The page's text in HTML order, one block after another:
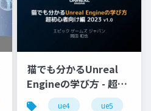
猫でも分かるUnreal
Engineの学び方 - 超初
心者向け編 - 2023 v1.0
ue4 ue5